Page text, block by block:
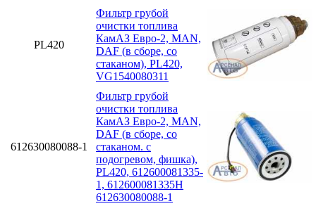
PL420
Фильтр грубой
очистки топлива
КамАЗ Евро-2, MAN,
DAF (в сборе, со
стаканом), PL420,
VG1540080311
612630080088-1
Фильтр грубой
очистки топлива
КамАЗ Евро-2, MAN,
DAF (в сборе, со
стаканом. с
подогревом, фишка),
PL420, 612600081335-
1, 612600081335H
612630080088-1